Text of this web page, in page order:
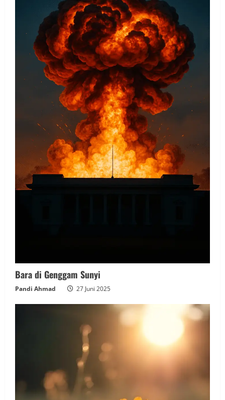
Bara di Genggam Sunyi
Pandi Ahmad 27 Juni 2025